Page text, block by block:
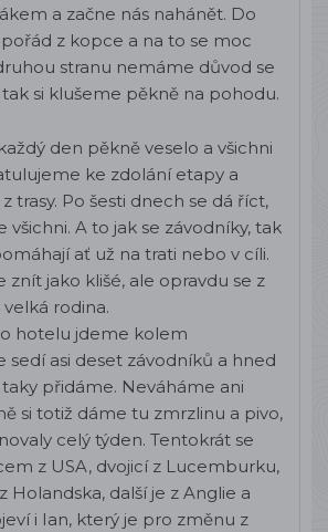
a začne nás nahánět. Do
z kopce a na to se moc
stranu nemáme důvod se
si klušeme pěkně na pohodu.
den pěkně veselo a všichni
ke zdolání etapy a
trasy. Po šesti dnech se dá říct,
všichni. A to jak se závodníky, tak
ať už na trati nebo v cíli.
znít jako klišé, ale opravdu se z
velká rodina.
hotelu jdeme kolem
sedí asi deset závodníků a hned
taky přidáme. Neváháme ani
si totiž dáme tu zmrzlinu a pivo,
celý týden. Tentokrát se
z USA, dvojicí z Lucemburku,
Holandska, další je z Anglie a
i Ian, který je pro změnu z